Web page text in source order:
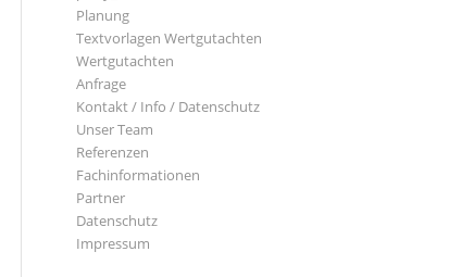
Planung
Textvorlagen Wertgutachten
Wertgutachten
Anfrage
Kontakt / Info / Datenschutz
Unser Team
Referenzen
Fachinformationen
Partner
Datenschutz
Impressum